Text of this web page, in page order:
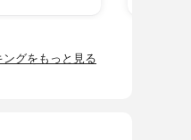
グをもっと見る